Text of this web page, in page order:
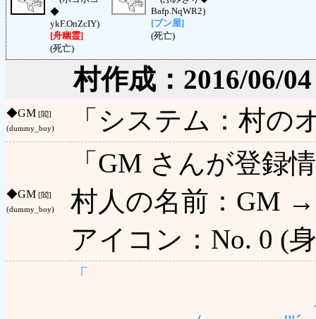
◆
ykF.OnZcIY)
[舟幽霊]
(死亡)
Bafp.NqWR2)
[ブン屋]
(死亡)
村作成：2016/06/
◆GM [閻]
(dummy_boy)
「システム：村の
◆GM [閻]
(dummy_boy)
「GM さんが登録
村人の名前：GM
アイコン：No. 0 (
「